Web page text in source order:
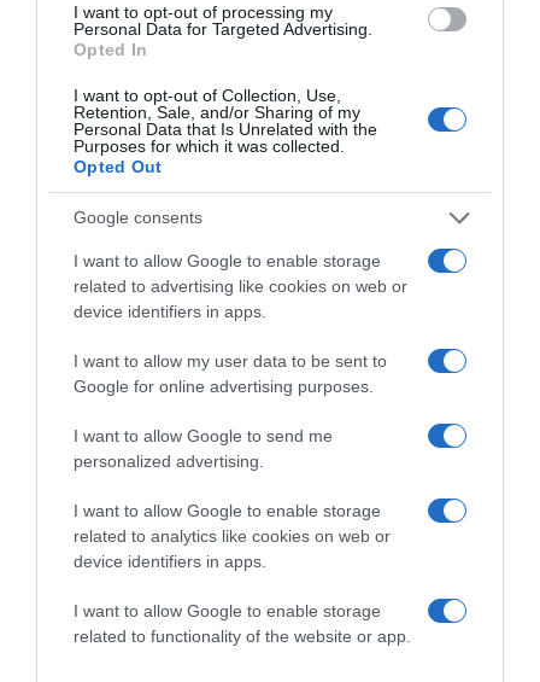
I want to opt-out of processing my
Personal Data for Targeted Advertising.
Opted In
I want to opt-out of Collection, Use,
Retention, Sale, and/or Sharing of my
Personal Data that Is Unrelated with the
Purposes for which it was collected.
Opted Out
Google consents
I want to allow Google to enable storage
related to advertising like cookies on web or
device identifiers in apps.
I want to allow my user data to be sent to
Google for online advertising purposes.
I want to allow Google to send me
personalized advertising.
I want to allow Google to enable storage
related to analytics like cookies on web or
device identifiers in apps.
I want to allow Google to enable storage
related to functionality of the website or app.
2026-08-08.
Zendaya és Tom Holland luxushotelben tartották a
lakodalmukat